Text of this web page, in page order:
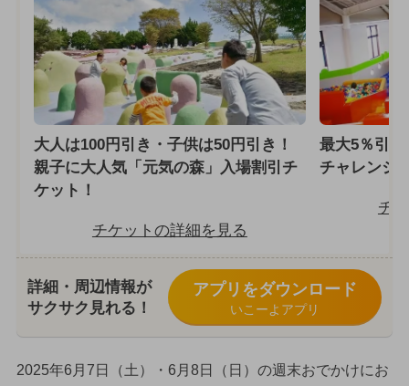
大人は100円引き・子供は50円引き！
親子に大人気「元気の森」入場割引チ
ケット！
チケットの詳細を見る
最大5％引
チャレンジ
チ
詳細・周辺情報が
サクサク見れる！
アプリをダウンロード
いこーよアプリ
2025年6月7日（土）・6月8日（日）の週末おでかけにお